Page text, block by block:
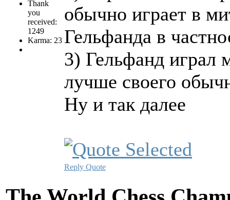
Thank
you
received:
1249
Karma: 23
обычно играет в
Гельфанда в
3) Гельфанд играл
лучше своего
Ну и так далее
Reply Quote